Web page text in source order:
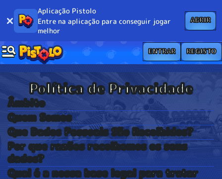
Aplicação Pistolo
Entre na aplicação para conseguir jogar
melhor
ABRIR
ENTRAR REGISTO
Política de Privacidade
Âmbito
Quem Somos
Que Dados Pessoais São Recolhidos?
Por que razões recolhemos os seus
dados?
Qual é a nossa base legal para tratar